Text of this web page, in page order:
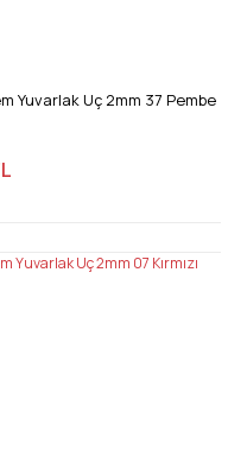
Yuvarlak Uç 2mm 37 Pembe